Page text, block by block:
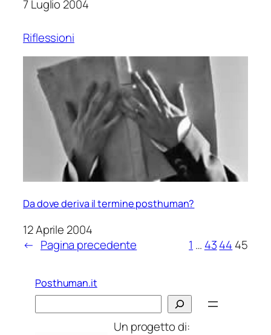
7 Luglio 2004
Riflessioni
Da dove deriva il termine posthuman?
12 Aprile 2004
← Pagina precedente 1 … 4344 45
Posthuman.it
Un progetto di: